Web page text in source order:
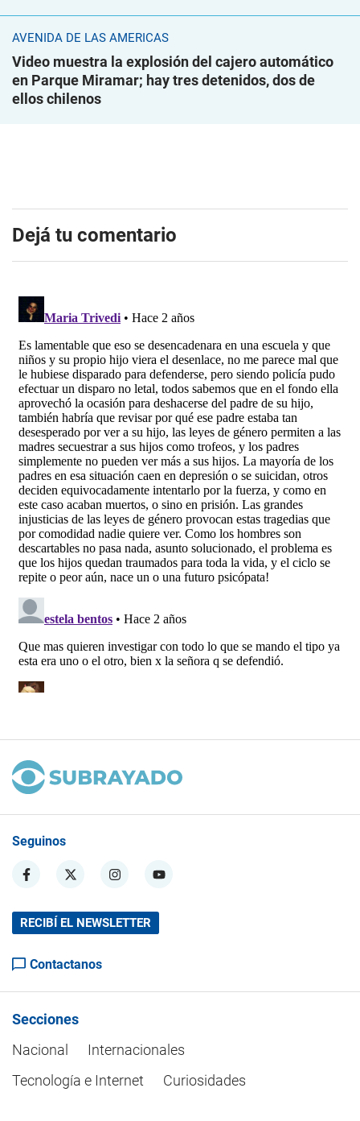
AVENIDA DE LAS AMÉRICAS
Video muestra la explosión del cajero automático
en Parque Miramar; hay tres detenidos, dos de
ellos chilenos
Dejá tu comentario
Seguinos
RECIBÍ EL NEWSLETTER
Contactanos
Secciones
Nacional
Internacionales
Tecnología e Internet
Curiosidades